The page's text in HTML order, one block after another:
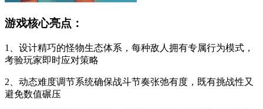
游戏核心亮点：
1、设计精巧的怪物生态体系，每种敌人拥有专属行为模式，
考验玩家即时应对策略
2、动态难度调节系统确保战斗节奏张弛有度，既有挑战性又
避免数值碾压